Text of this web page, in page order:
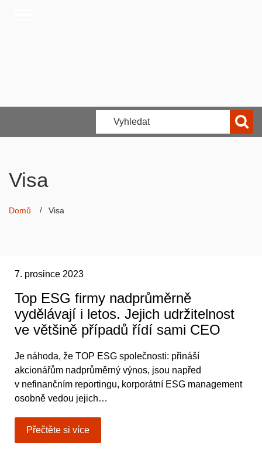
Visa
Domů Visa
7. prosince 2023
Top ESG firmy nadprůměrně
vydělávají i letos. Jejich udržitelnost
ve většině případů řídí sami CEO
Je náhoda, že TOP ESG společnosti: přináší
akcionářům nadprůměrný výnos, jsou napřed
v nefinančním reportingu, korporátní ESG management
osobně vedou jejich…
Přečtěte si více